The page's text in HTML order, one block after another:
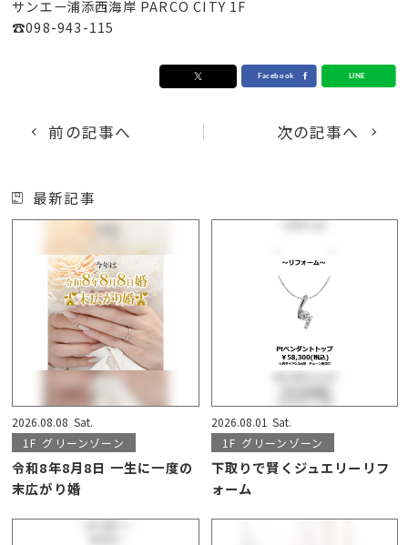
サンエー浦添西海岸 PARCO CITY 1F
☎︎098-943-115
前の記事へ 次の記事へ
最新記事
2026.08.08 Sat.
1F グリーンゾーン
令和8年8月8日 一生に一度の
末広がり婚
2026.08.01 Sat.
1F グリーンゾーン
下取りで賢くジュエリーリフ
ォーム